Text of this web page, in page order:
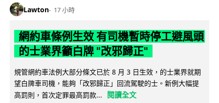
Lawton 17 小時
網約車條例生效 有司機暫時停工避風頭
的士業界籲白牌 "改邪歸正"
規管網約車法例大部分條文已於 8 月 3 日生效，的士業界就期
望白牌車司機，能夠「改邪歸正」回流駕駛的士。新例大幅提
高罰則，首次定罪最高罰款...
閱讀全文